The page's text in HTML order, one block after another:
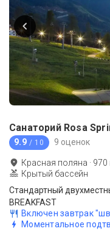
Санаторий Rosa
9.9 / 10 9 оценок
Красная поляна · 970
Крытый бассейн
BREAKFAST
Включен завтрак
Моментальное